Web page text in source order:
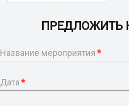
ПРЕДЛОЖИТЬ
Название мероприятия*
Дата*